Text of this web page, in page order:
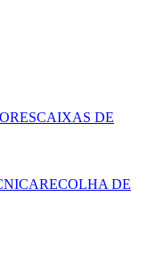
CAIXAS DE
RECOLHA DE